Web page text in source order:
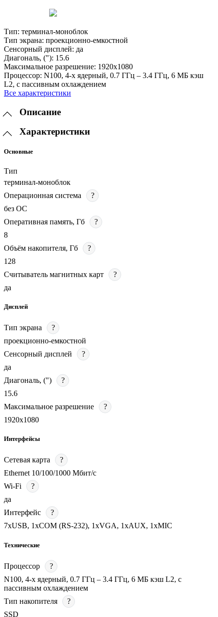
Тип: терминал-моноблок
Тип экрана: проекционно-емкостной
Сенсорный дисплей: да
Диагональ, ("): 15.6
Максимальное разрешение: 1920х1080
Процессор: N100, 4-х ядерный, 0.7 ГГц – 3.4 ГГц, 6 МБ кэш
L2, с пассивным охлаждением
Все характеристики
Описание
Характеристики
Основные
Тип
терминал-моноблок
Операционная система
?
без ОС
Оперативная память, Гб
?
8
Объём накопителя, Гб
?
128
Считыватель магнитных карт
?
да
Дисплей
Тип экрана
?
проекционно-емкостной
Сенсорный дисплей
?
да
Диагональ, (")
?
15.6
Максимальное разрешение
?
1920х1080
Интерфейсы
Сетевая карта
?
Ethernet 10/100/1000 Мбит/с
Wi-Fi
?
да
Интерфейс
?
7хUSB, 1хCOM (RS-232), 1хVGA, 1хAUX, 1хMIC
Технические
Процессор
?
N100, 4-х ядерный, 0.7 ГГц – 3.4 ГГц, 6 МБ кэш L2, с
пассивным охлаждением
Тип накопителя
?
SSD